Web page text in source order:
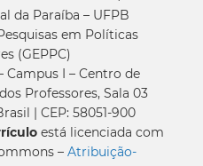
da Paraíba – UFPB
em Políticas
(GEPPC)
Campus I – Centro de
Professores, Sala 03
| CEP: 58051-900
está licenciada com
– Atribuição-